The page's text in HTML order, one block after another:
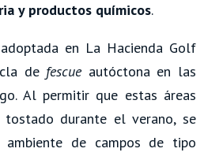
y productos químicos.
en La Hacienda Golf
de fescue autóctona en las
Al permitir que estas áreas
durante el verano, se
ambiente de campos de tipo